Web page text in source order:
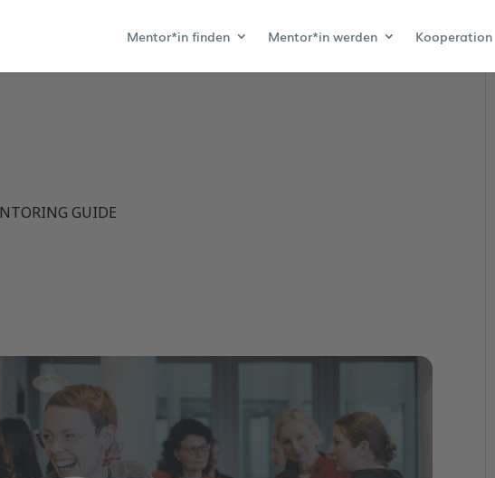
Mentor*in finden Mentor*in werden Kooperation
GUIDE